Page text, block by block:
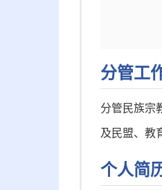
分管工
分管民族宗
及民盟、教
个人简